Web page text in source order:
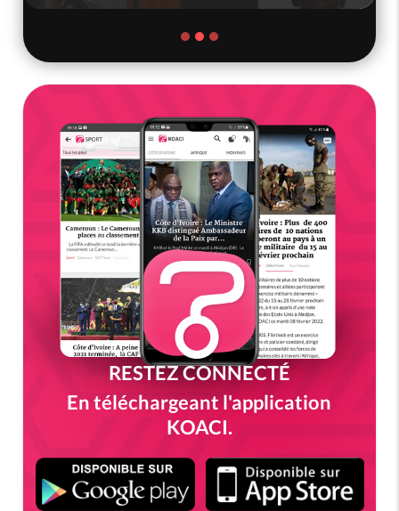
RESTEZ CONNECTÉ
En téléchargeant l'application
KOACI.